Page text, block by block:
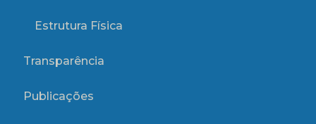
Estrutura Física
Transparência
Publicações